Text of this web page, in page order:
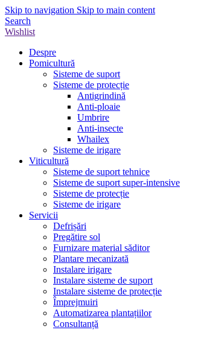
Skip to navigation Skip to main content
Search
Wishlist
Despre
Pomicultură
Sisteme de suport
Sisteme de protecție
Antigrindină
Anti-ploaie
Umbrire
Anti-insecte
Whailex
Sisteme de irigare
Viticultură
Sisteme de suport tehnice
Sisteme de suport super-intensive
Sisteme de protecție
Sisteme de irigare
Servicii
Defrișări
Pregătire sol
Furnizare material săditor
Plantare mecanizată
Instalare irigare
Instalare sisteme de suport
Instalare sisteme de protecție
Împrejmuiri
Automatizarea plantațiilor
Consultanță